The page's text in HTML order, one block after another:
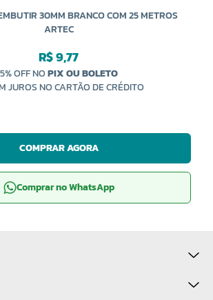
30MM BRANCO COM 25 METROS
ARTEC
R$ 9,77
5% OFF NOPIX OU BOLETO
JUROS NO CARTÃO DE CRÉDITO
COMPRAR AGORA
Comprar no WhatsApp